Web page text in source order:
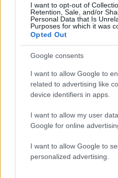
I want to opt-out of
Retention, Sale, and/or
Personal Data that Is
Purposes for which it was
Opted Out
Google consents
I want to allow Google to
related to advertising like
device identifiers in apps.
I want to allow my user
Google for online
I want to allow Google to
personalized advertising.
Όροι Χρήσης. Το site
Πολιτική Απορρήτου& Όροι
ΕΘΝΙΚΗ
ΙΒΑΝ
Share:
ενημερωθείτε πρώτοι για όλη
τελευταία νέατης ημέρας